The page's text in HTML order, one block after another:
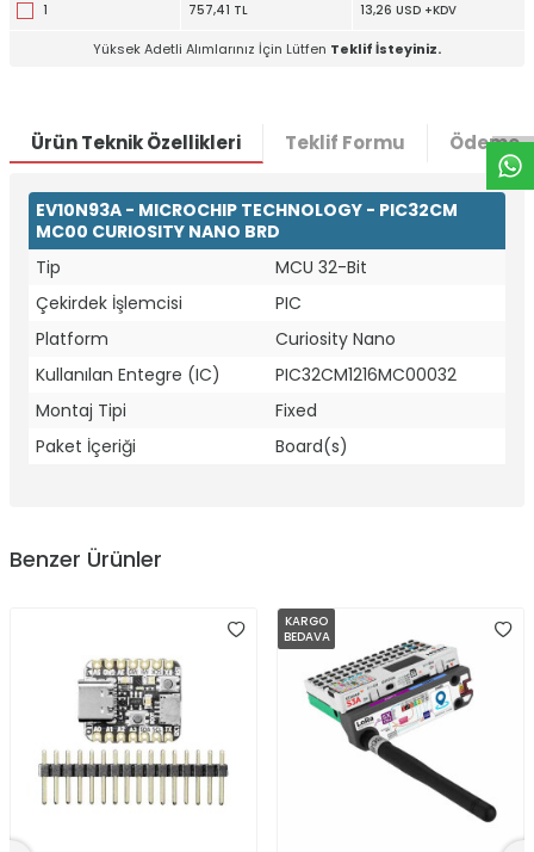
1
757,41 TL 13,26 USD +KDV
Yüksek Adetli Alımlarınız İçin Lütfen Teklif İsteyiniz.
Ürün Teknik Özellikleri Teklif Formu Ödeme
EV10N93A - MICROCHIP TECHNOLOGY - PIC32CM
MC00 CURIOSITY NANO BRD
Tip
MCU 32-Bit
Çekirdek İşlemcisi
PIC
Platform
Curiosity Nano
Kullanılan Entegre (IC)
PIC32CM1216MC00032
Montaj Tipi
Fixed
Paket İçeriği
Board(s)
Benzer Ürünler
KARGO
BEDAVA